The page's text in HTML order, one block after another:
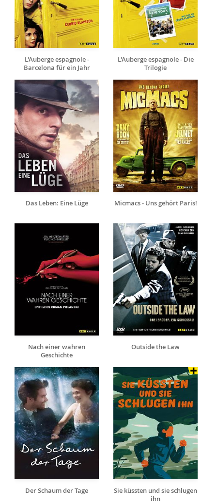
L'Auberge espagnole -
Barcelona für ein Jahr
L'Auberge espagnole - Die
Trilogie
Das Leben: Eine Lüge Micmacs - Uns gehört Paris!
Nach einer wahren
Geschichte
Outside the Law
Der Schaum der Tage
Sie küssten und sie schlugen
ihn